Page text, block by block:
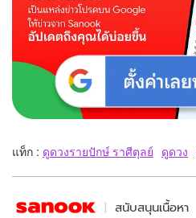
แท็ก : ดูดวงรายปักษ์ ราศีตุลย์ ดูดวง
สนับสนุนเนื้อหา